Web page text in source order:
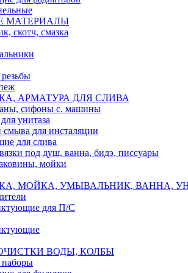
МАТЕРИАЛЫ
скотч, смазка
АРМАТУРА ДЛЯ СЛИВА
сифоны с. машины
унитаза
для инсталяции
для слива
под душ, ванна, бидэ, писсуары
мойки
МОЙКА, УМЫВАЛЬНИК, ВАННА,
для П/С
ВОДЫ, КОЛБЫ